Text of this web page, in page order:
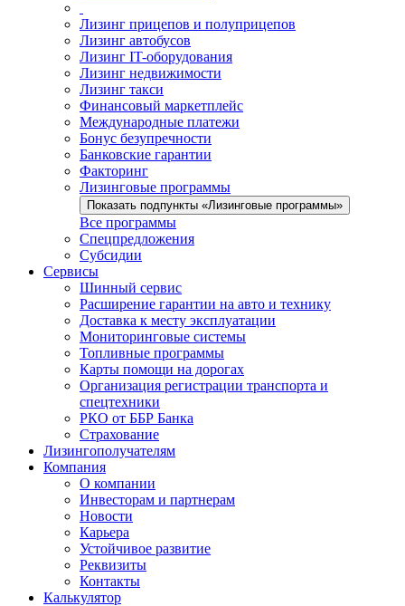
Лизинг прицепов и полуприцепов
Лизинг автобусов
Лизинг IT-оборудования
Лизинг недвижимости
Лизинг такси
Финансовый маркетплейс
Международные платежи
Бонус безупречности
Банковские гарантии
Факторинг
Лизинговые программы
Показать подпункты «Лизинговые программы»
Все программы
Спецпредложения
Субсидии
Сервисы
Шинный сервис
Расширение гарантии на авто и технику
Доставка к месту эксплуатации
Мониторинговые системы
Топливные программы
Карты помощи на дорогах
Организация регистрации транспорта и
спецтехники
РКО от ББР Банка
Страхование
Лизингополучателям
Компания
О компании
Инвесторам и партнерам
Новости
Карьера
Устойчивое развитие
Реквизиты
Контакты
Калькулятор